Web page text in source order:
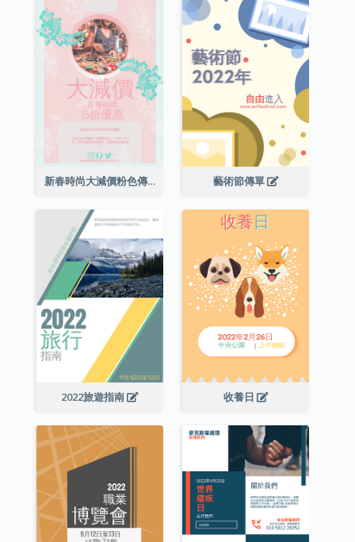
新春時尚大減價粉色傳單 藝術節傳單
2022旅遊指南 收養日